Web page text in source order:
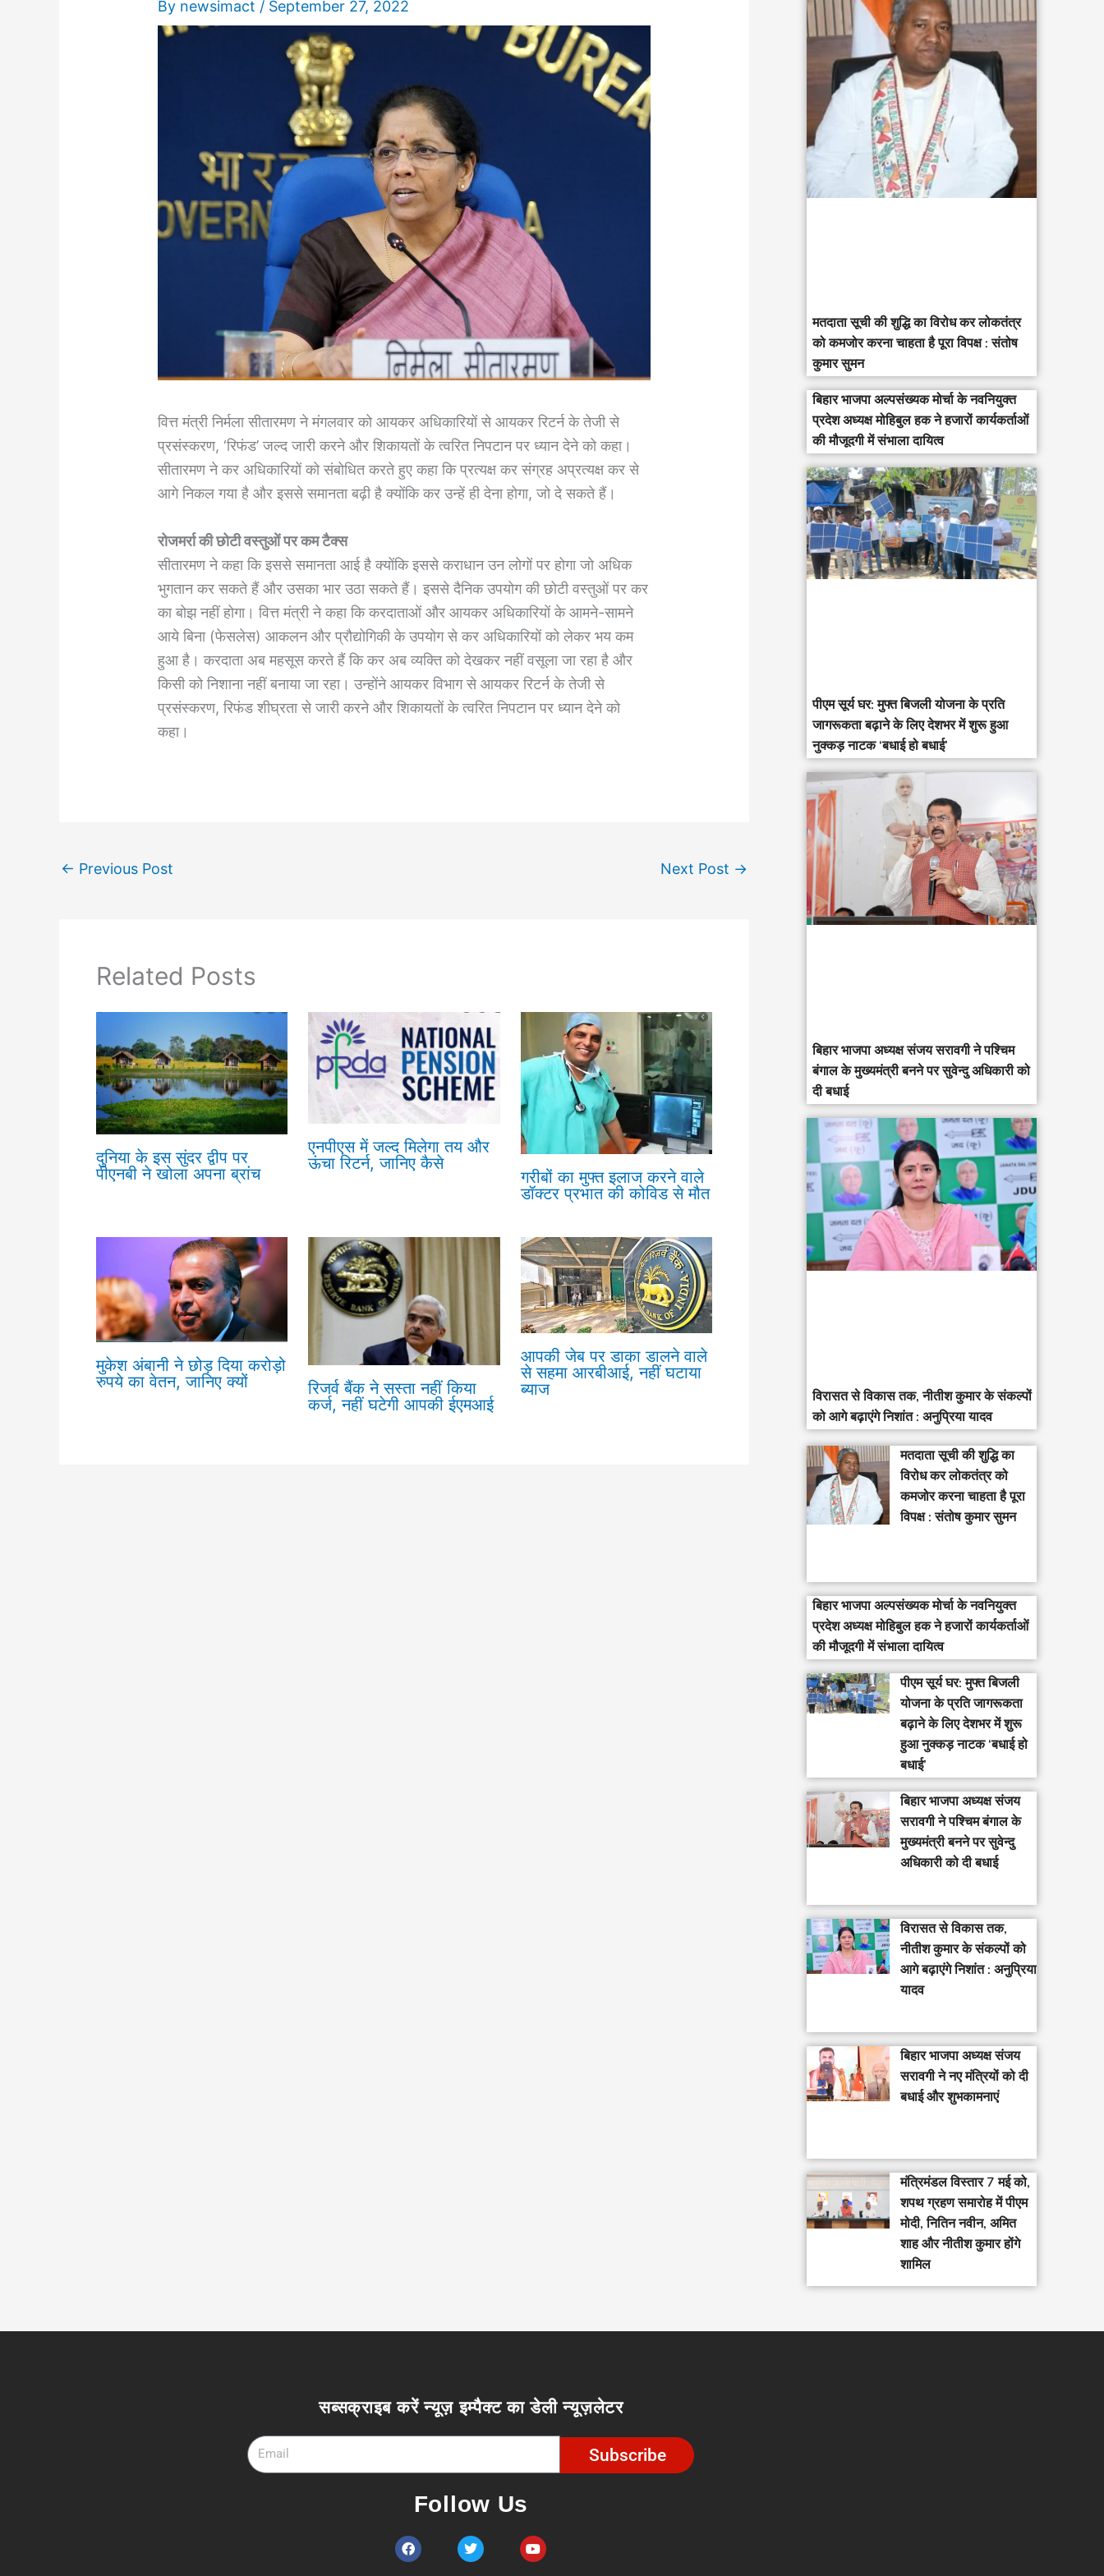
By newsimact / September 27, 2022
वित्त मंत्री निर्मला सीतारमण ने मंगलवार को आयकर अधिकारियों से आयकर रिटर्न के तेजी से
प्रसंस्करण, ‘रिफंड’ जल्द जारी करने और शिकायतों के त्वरित निपटान पर ध्यान देने को कहा।
सीतारमण ने कर अधिकारियों को संबोधित करते हुए कहा कि प्रत्यक्ष कर संग्रह अप्रत्यक्ष कर से
आगे निकल गया है और इससे समानता बढ़ी है क्योंकि कर उन्हें ही देना होगा, जो दे सकते हैं।
रोजमर्रा की छोटी वस्तुओं पर कम टैक्स
सीतारमण ने कहा कि इससे समानता आई है क्योंकि इससे कराधान उन लोगों पर होगा जो अधिक
भुगतान कर सकते हैं और उसका भार उठा सकते हैं। इससे दैनिक उपयोग की छोटी वस्तुओं पर कर
का बोझ नहीं होगा। वित्त मंत्री ने कहा कि करदाताओं और आयकर अधिकारियों के आमने-सामने
आये बिना (फेसलेस) आकलन और प्रौद्योगिकी के उपयोग से कर अधिकारियों को लेकर भय कम
हुआ है। करदाता अब महसूस करते हैं कि कर अब व्यक्ति को देखकर नहीं वसूला जा रहा है और
किसी को निशाना नहीं बनाया जा रहा। उन्होंने आयकर विभाग से आयकर रिटर्न के तेजी से
प्रसंस्करण, रिफंड शीघ्रता से जारी करने और शिकायतों के त्वरित निपटान पर ध्यान देने को
कहा।
← Previous Post Next Post →
Related Posts
दुनिया के इस सुंदर द्वीप पर
पीएनबी ने खोला अपना ब्रांच
एनपीएस में जल्द मिलेगा तय और
ऊंचा रिटर्न, जानिए कैसे
गरीबों का मुफ्त इलाज करने वाले
डॉक्टर प्रभात की कोविड से मौत
मुकेश अंबानी ने छोड़ दिया करोड़ो
रुपये का वेतन, जानिए क्यों
रिजर्व बैंक ने सस्ता नहीं किया
कर्ज, नहीं घटेगी आपकी ईएमआई
आपकी जेब पर डाका डालने वाले
से सहमा आरबीआई, नहीं घटाया
ब्याज
मतदाता सूची की शुद्धि का विरोध कर लोकतंत्र
को कमजोर करना चाहता है पूरा विपक्ष : संतोष
कुमार सुमन
बिहार भाजपा अल्पसंख्यक मोर्चा के नवनियुक्त
प्रदेश अध्यक्ष मोहिबुल हक ने हजारों कार्यकर्ताओं
की मौजूदगी में संभाला दायित्व
पीएम सूर्य घर: मुफ्त बिजली योजना के प्रति
जागरूकता बढ़ाने के लिए देशभर में शुरू हुआ
नुक्कड़ नाटक ‘बधाई हो बधाई’
‎बिहार भाजपा अध्यक्ष संजय सरावगी ने पश्चिम
बंगाल के मुख्यमंत्री बनने पर सुवेन्दु अधिकारी को
दी बधाई
विरासत से विकास तक, नीतीश कुमार के संकल्पों
को आगे बढ़ाएंगे निशांत : अनुप्रिया यादव
मतदाता सूची की शुद्धि का
विरोध कर लोकतंत्र को
कमजोर करना चाहता है पूरा
विपक्ष : संतोष कुमार सुमन
बिहार भाजपा अल्पसंख्यक मोर्चा के नवनियुक्त
प्रदेश अध्यक्ष मोहिबुल हक ने हजारों कार्यकर्ताओं
की मौजूदगी में संभाला दायित्व
पीएम सूर्य घर: मुफ्त बिजली
योजना के प्रति जागरूकता
बढ़ाने के लिए देशभर में शुरू
हुआ नुक्कड़ नाटक ‘बधाई हो
बधाई’
‎बिहार भाजपा अध्यक्ष संजय
सरावगी ने पश्चिम बंगाल के
मुख्यमंत्री बनने पर सुवेन्दु
अधिकारी को दी बधाई
विरासत से विकास तक,
नीतीश कुमार के संकल्पों को
आगे बढ़ाएंगे निशांत : अनुप्रिया
यादव
बिहार भाजपा अध्यक्ष संजय
सरावगी ने नए मंत्रियों को दी
बधाई और शुभकामनाएं
मंत्रिमंडल विस्तार 7 मई को,
शपथ ग्रहण समारोह में पीएम
मोदी, नितिन नवीन, अमित
शाह और नीतीश कुमार होंगे
शामिल
सब्सक्राइब करें न्यूज़ इम्पैक्ट का डेली न्यूज़लेटर
Subscribe
Follow Us
F
a
c
T
w
i
Y
o
u